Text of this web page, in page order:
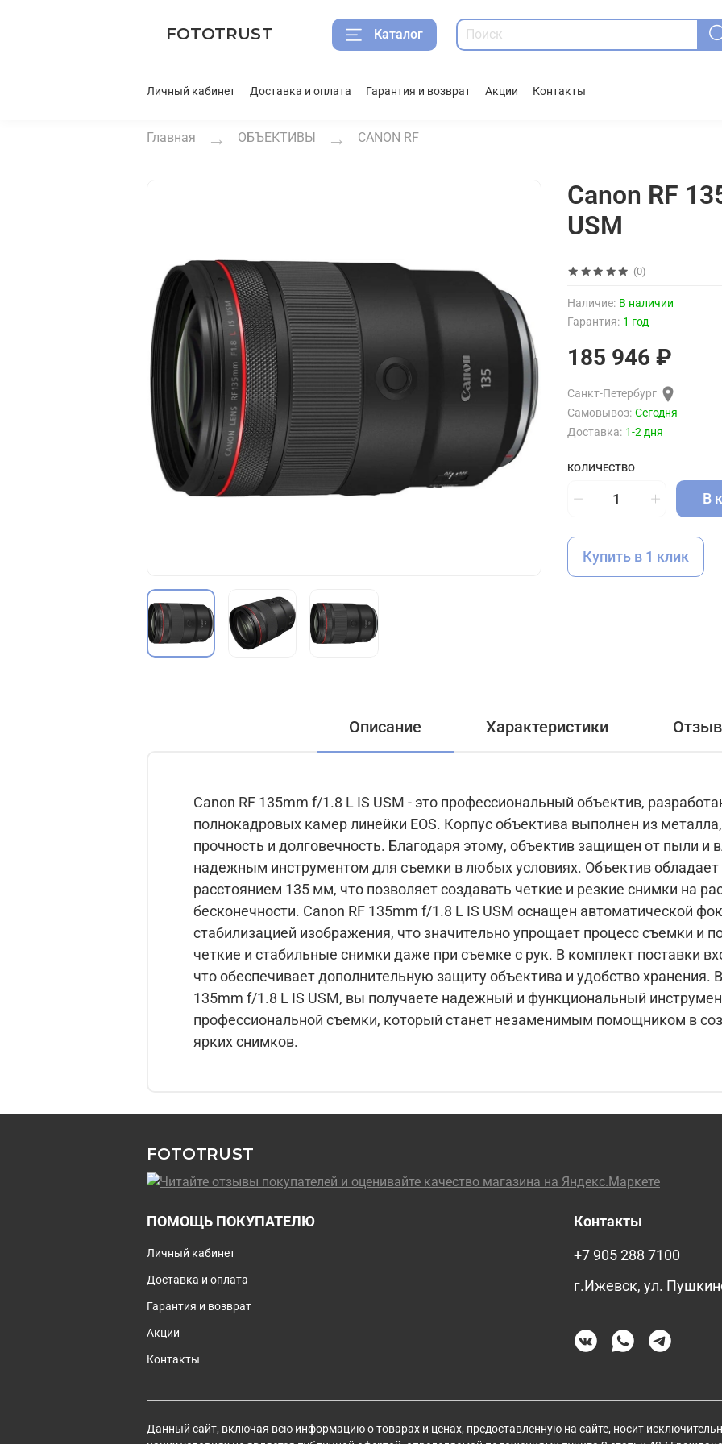
FOTOTRUST Каталог
Личный кабинет Доставка и оплата Гарантия и возврат Акции Контакты
Главная ОБЪЕКТИВЫ CANON RF
(0)
Наличие: В наличии
Гарантия: 1 год
Canon RF
USM
185 946 ₽
Санкт-Петербург
Самовывоз: Сегодня
Доставка: 1-2 дня
КОЛИЧЕСТВО
В
Купить в 1 клик
Описание Характеристики
Canon RF 135mm f/1.8 L IS USM - это профессиональный объектив,
полнокадровых камер линейки EOS. Корпус объектива выполнен из металла, что обеспечивает его
прочность и долговечность. Благодаря этому, объектив защищен от пыли и
надежным инструментом для съемки в любых условиях. Объектив обладает постоянным фокусным
расстоянием 135 мм, что позволяет создавать четкие и резкие снимки на
бесконечности. Canon RF 135mm f/1.8 L IS USM оснащен автоматической фокусировкой и
стабилизацией изображения, что значительно упрощает процесс съемки и
четкие и стабильные снимки даже при съемке с рук. В комплект поставки входит бленда и крышка,
что обеспечивает дополнительную защиту объектива и удобство хранения. Выбирая Canon RF
135mm f/1.8 L IS USM, вы получаете надежный и функциональный
профессиональной съемки, который станет незаменимым помощником в
ярких снимков.
FOTOTRUST
ПОМОЩЬ ПОКУПАТЕЛЮ
Личный кабинет
Доставка и оплата
Гарантия и возврат
Акции
Контакты
Контакты
+7 905 288 7100
г.Ижевск, ул.
Данный сайт, включая всю информацию о товарах и ценах, предоставленную на сайте, носит